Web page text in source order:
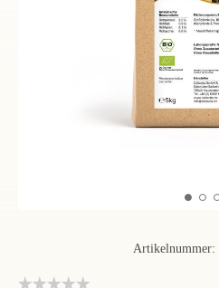
Artikelnummer: